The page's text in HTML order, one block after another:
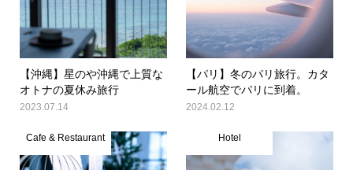
【沖縄】星のや沖縄で上質な
オトナの夏休み旅行
2023.07.14
【パリ】冬のパリ旅行。カタ
ール航空でパリに到着。
2024.02.12
Cafe & Restaurant Hotel